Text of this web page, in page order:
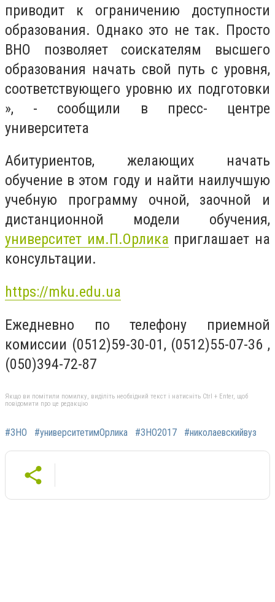
приводит к ограничению доступности
образования. Однако это не так. Просто
ВНО позволяет соискателям высшего
образования начать свой путь с уровня,
соответствующего уровню их подготовки
», - сообщили в пресс- центре
университета
Абитуриентов, желающих начать
обучение в этом году и найти наилучшую
учебную программу очной, заочной и
дистанционной модели обучения,
университет им.П.Орлика приглашает на
консультации.
https://mku.edu.ua
Ежедневно по телефону приемной
комиссии (0512)59-30-01, (0512)55-07-36 ,
(050)394-72-87
Якщо ви помітили помилку, виділіть необхідний текст і натисніть Ctrl + Enter, щоб
повідомити про це редакцію
#ЗНО #университетимОрлика #ЗНО2017 #николаевскийвуз